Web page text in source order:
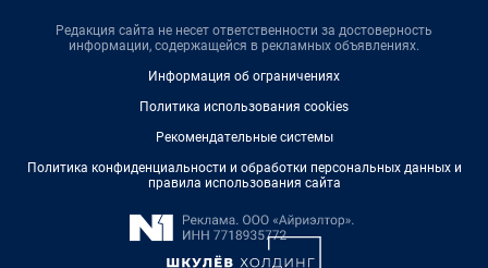
Редакция сайта не несет ответственности за достоверность
информации, содержащейся в рекламных объявлениях.
Информация об ограничениях
Политика использования cookies
Рекомендательные системы
Политика конфиденциальности и обработки персональных данных и
правила использования сайта